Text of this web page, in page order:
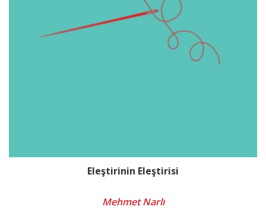
Eleştirinin Eleştirisi
Mehmet Narlı